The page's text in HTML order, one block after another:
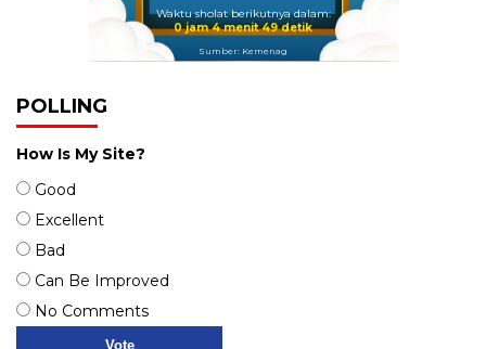
Waktu sholat berikutnya dalam:
0 jam 4 menit 49 detik
Sumber: Kemenag
POLLING
How Is My Site?
Good
Excellent
Bad
Can Be Improved
No Comments